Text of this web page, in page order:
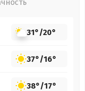
31°/20°
37°/16°
38°/17°